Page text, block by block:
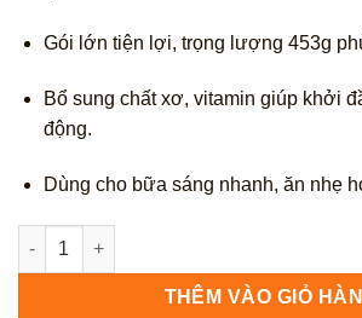
Gói lớn tiện lợi, trọng lượng 453g
Bổ sung chất xơ, vitamin giúp khởi
động.
Dùng cho bữa sáng nhanh, ăn nhẹ
Post Great Grains Cranberries &
THÊM VÀO GIỎ